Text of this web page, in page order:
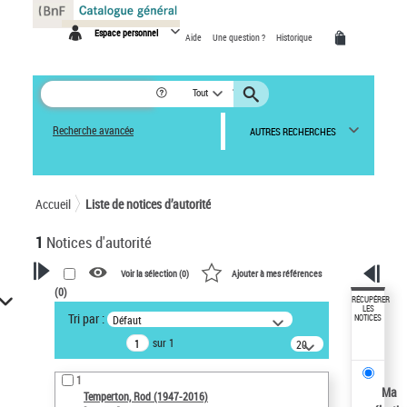
Espace personnel Aide Une question ? Historique
Tout
Recherche avancée AUTRES RECHERCHES
Accueil Liste de notices d’autorité
1 Notices d'autorité
VOTRE RECHERCHE
Recherche avancée dans les
notices d’autorité
Œuvres liées à l'auteur :
Temperton, Rod (1947-2016)
Voir la sélection (0) Ajouter à mes références
(0)
Tri par : Défaut
sur 1
20
résultats/page
1
Temperton, Rod (1947-2016)
RÉCUPÉRER
LES
NOTICES
Ma
Panneau de gestion des cookies